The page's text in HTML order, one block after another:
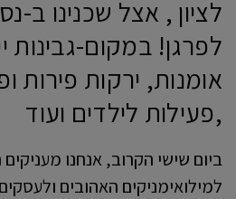
לציון , אצל שכנינו ב-
לפרגן! במקום-גבינות
אומנות, ירקות פירות
,פעילות לילדים ועוד
ביום שישי הקרוב, אנחנו מעניקים
למילואימניקים האהובים